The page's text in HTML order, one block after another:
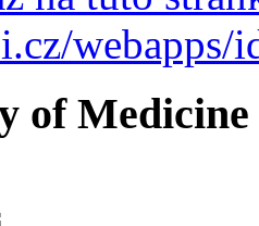
of Medicine